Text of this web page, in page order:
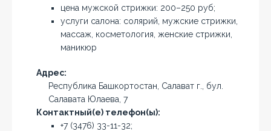
цена мужской стрижки: 200–250 руб;
услуги салона: солярий, мужские стрижки,
массаж, косметология, женские стрижки,
маникюр
Адрес:
Республика Башкортостан, Салават г., бул.
Салавата Юлаева, 7
Контактный(е) телефон(ы):
+7 (3476) 33-11-32;